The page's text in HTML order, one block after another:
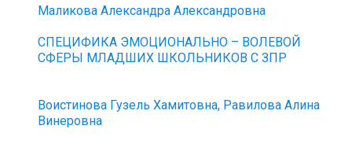
Маликова Александра Александровна
СПЕЦИФИКА ЭМОЦИОНАЛЬНО – ВОЛЕВОЙ
СФЕРЫ МЛАДШИХ ШКОЛЬНИКОВ С ЗПР
Воистинова Гузель Хамитовна, Равилова Алина
Винеровна